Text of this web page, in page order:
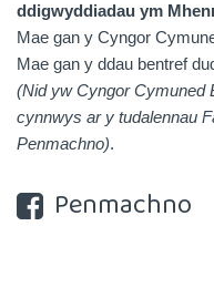
ddigwyddiadau ym
Mae gan y Cyngor
Mae gan y ddau bentref
(Nid yw Cyngor Cymuned
cynnwys ar y tudalennau
Penmachno).
Penmachno